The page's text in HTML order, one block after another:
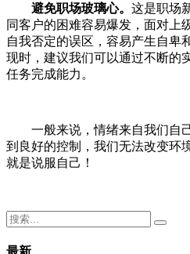
避免职场玻璃心。 这是职场
同客户的困难容易爆发，面对上
自我否定的误区，容易产生自卑
现时，建议我们可以通过不断的
任务完成能力。
一般来说，情绪来自我们自
到良好的控制，我们无法改变环
就是说服自己！